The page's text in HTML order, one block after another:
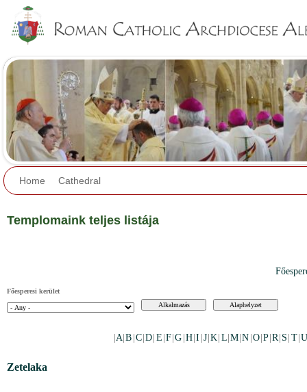
Home Cathedral
Templomaink teljes listája
Főesperesi kerület
A |B C |D E |F |G H |I J |K L |M |N O |P R| S T U
Zetelaka